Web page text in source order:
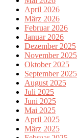
April 2026
März 2026
Februar 2026
Januar 2026
Dezember 2025
November 2025
Oktober 2025
September 2025
August 2025
Juli 2025
Juni 2025
Mai 2025
April 2025
März 2025